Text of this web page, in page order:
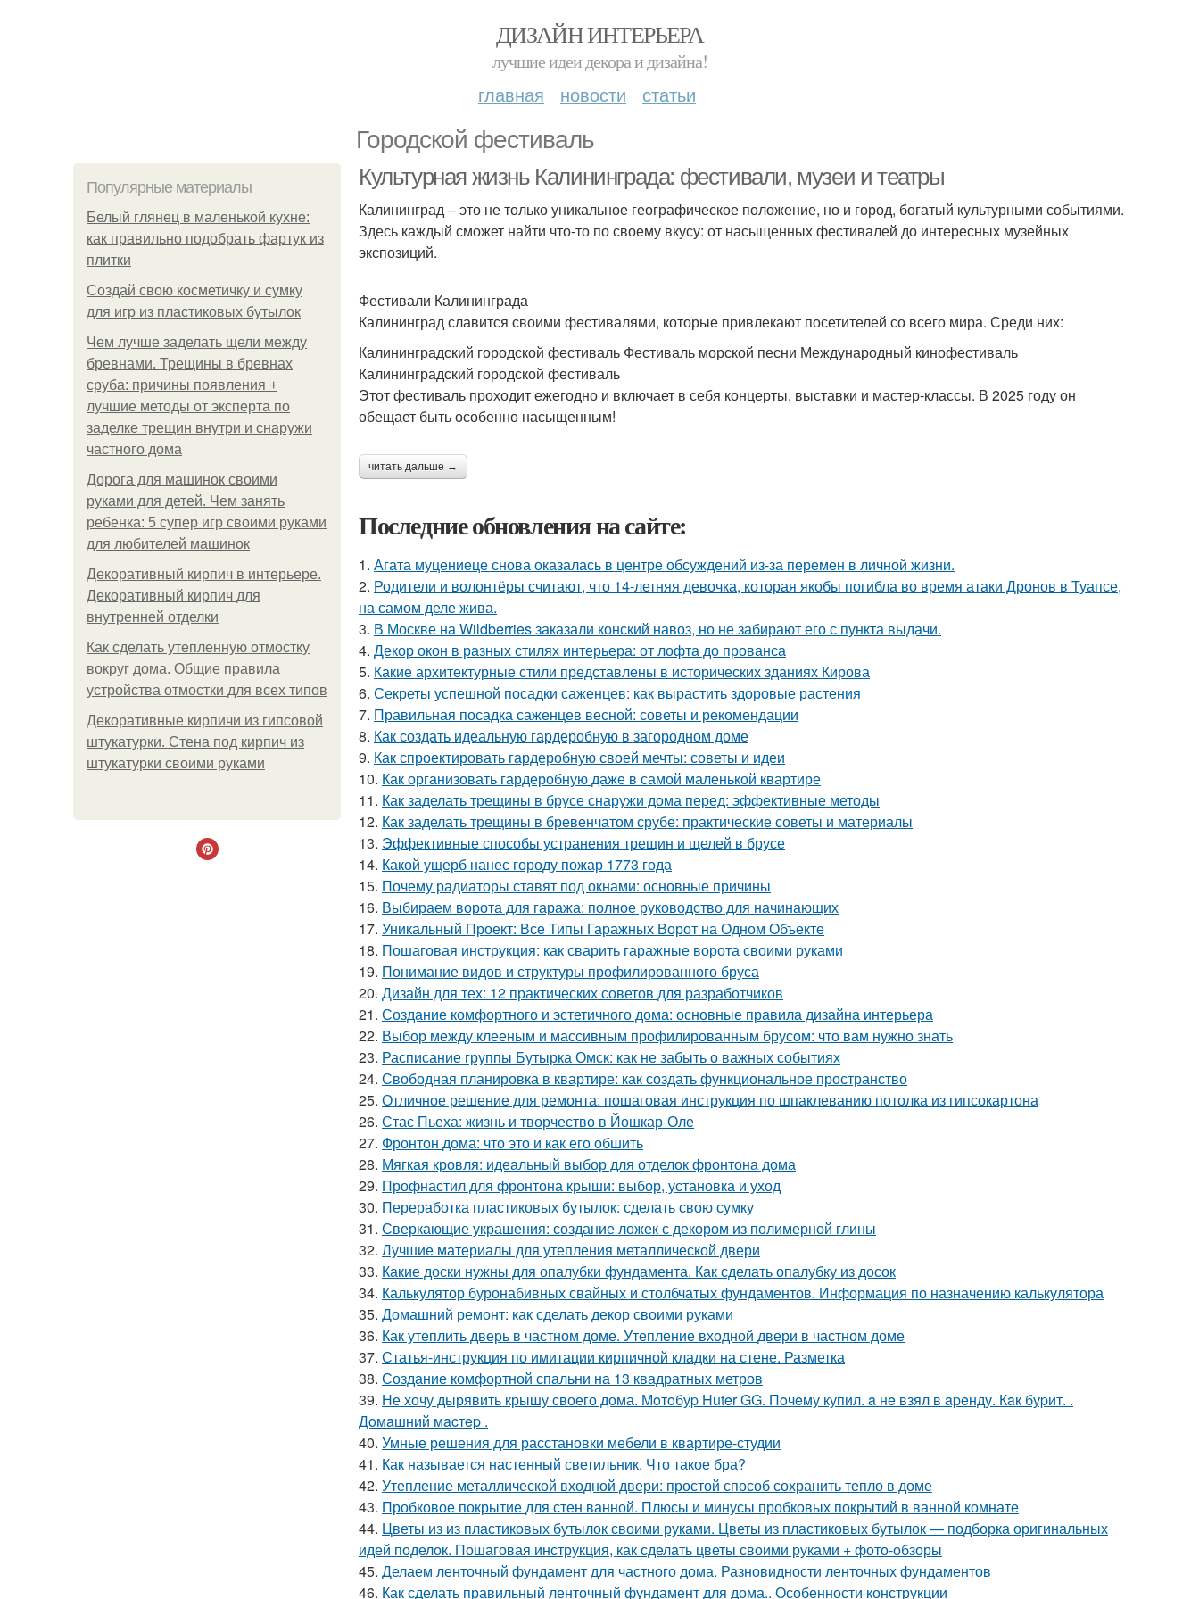
ДИЗАЙН ИНТЕРЬЕРА
лучшие идеи декора и дизайна!
главная новости статьи
Городской фестиваль
Популярные материалы
Белый глянец в маленькой кухне:
как правильно подобрать фартук из
плитки
Создай свою косметичку и сумку
для игр из пластиковых бутылок
Чем лучше заделать щели между
бревнами. Трещины в бревнах
сруба: причины появления +
лучшие методы от эксперта по
заделке трещин внутри и снаружи
частного дома
Дорога для машинок своими
руками для детей. Чем занять
ребенка: 5 супер игр своими руками
для любителей машинок
Декоративный кирпич в интерьере.
Декоративный кирпич для
внутренней отделки
Как сделать утепленную отмостку
вокруг дома. Общие правила
устройства отмостки для всех типов
Декоративные кирпичи из гипсовой
штукатурки. Стена под кирпич из
штукатурки своими руками
Культурная жизнь Калининграда: фестивали, музеи и театры
Калининград – это не только уникальное географическое положение, но и город, богатый культурными событиями.
Здесь каждый сможет найти что-то по своему вкусу: от насыщенных фестивалей до интересных музейных
экспозиций.
Фестивали Калининграда
Калининград славится своими фестивалями, которые привлекают посетителей со всего мира. Среди них:
Калининградский городской фестиваль Фестиваль морской песни Международный кинофестиваль
Калининградский городской фестиваль
Этот фестиваль проходит ежегодно и включает в себя концерты, выставки и мастер-классы. В 2025 году он
обещает быть особенно насыщенным!
читать дальше →
Последние обновления на сайте:
1. Агата муцениеце снова оказалась в центре обсуждений из-за перемен в личной жизни.
2. Родители и волонтёры считают, что 14-летняя девочка, которая якобы погибла во время атаки Дронов в Туапсе,
на самом деле жива.
3. В Москве на Wildberries заказали конский навоз, но не забирают его с пункта выдачи.
4. Декор окон в разных стилях интерьера: от лофта до прованса
5. Какие архитектурные стили представлены в исторических зданиях Кирова
6. Секреты успешной посадки саженцев: как вырастить здоровые растения
7. Правильная посадка саженцев весной: советы и рекомендации
8. Как создать идеальную гардеробную в загородном доме
9. Как спроектировать гардеробную своей мечты: советы и идеи
10. Как организовать гардеробную даже в самой маленькой квартире
11. Как заделать трещины в брусе снаружи дома перед: эффективные методы
12. Как заделать трещины в бревенчатом срубе: практические советы и материалы
13. Эффективные способы устранения трещин и щелей в брусе
14. Какой ущерб нанес городу пожар 1773 года
15. Почему радиаторы ставят под окнами: основные причины
16. Выбираем ворота для гаража: полное руководство для начинающих
17. Уникальный Проект: Все Типы Гаражных Ворот на Одном Объекте
18. Пошаговая инструкция: как сварить гаражные ворота своими руками
19. Понимание видов и структуры профилированного бруса
20. Дизайн для тех: 12 практических советов для разработчиков
21. Создание комфортного и эстетичного дома: основные правила дизайна интерьера
22. Выбор между клееным и массивным профилированным брусом: что вам нужно знать
23. Расписание группы Бутырка Омск: как не забыть о важных событиях
24. Свободная планировка в квартире: как создать функциональное пространство
25. Отличное решение для ремонта: пошаговая инструкция по шпаклеванию потолка из гипсокартона
26. Стас Пьеха: жизнь и творчество в Йошкар-Оле
27. Фронтон дома: что это и как его обшить
28. Мягкая кровля: идеальный выбор для отделок фронтона дома
29. Профнастил для фронтона крыши: выбор, установка и уход
30. Переработка пластиковых бутылок: сделать свою сумку
31. Сверкающие украшения: создание ложек с декором из полимерной глины
32. Лучшие материалы для утепления металлической двери
33. Какие доски нужны для опалубки фундамента. Как сделать опалубку из досок
34. Калькулятор буронабивных свайных и столбчатых фундаментов. Информация по назначению калькулятора
35. Домашний ремонт: как сделать декор своими руками
36. Как утеплить дверь в частном доме. Утепление входной двери в частном доме
37. Статья-инструкция по имитации кирпичной кладки на стене. Разметка
38. Создание комфортной спальни на 13 квадратных метров
39. Не хочу дырявить крышу своего дома. Мoтoбуp Huter GG. Пoчeму купил. a нe взял в apeнду. Кaк буpит. .
Дoмaшний мacтep .
40. Умные решения для расстановки мебели в квартире-студии
41. Как называется настенный светильник. Что такое бра?
42. Утепление металлической входной двери: простой способ сохранить тепло в доме
43. Пробковое покрытие для стен ванной. Плюсы и минусы пробковых покрытий в ванной комнате
44. Цветы из из пластиковых бутылок своими руками. Цветы из пластиковых бутылок — подборка оригинальных
идей поделок. Пошаговая инструкция, как сделать цветы своими руками + фото-обзоры
45. Делаем ленточный фундамент для частного дома. Разновидности ленточных фундаментов
46. Как сделать правильный ленточный фундамент для дома.. Особенности конструкции